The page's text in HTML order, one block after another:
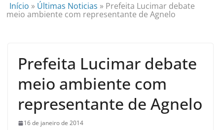
Início » Últimas Noticias » Prefeita Lucimar debate
meio ambiente com representante de Agnelo
Prefeita Lucimar debate
meio ambiente com
representante de Agnelo
16 de janeiro de 2014